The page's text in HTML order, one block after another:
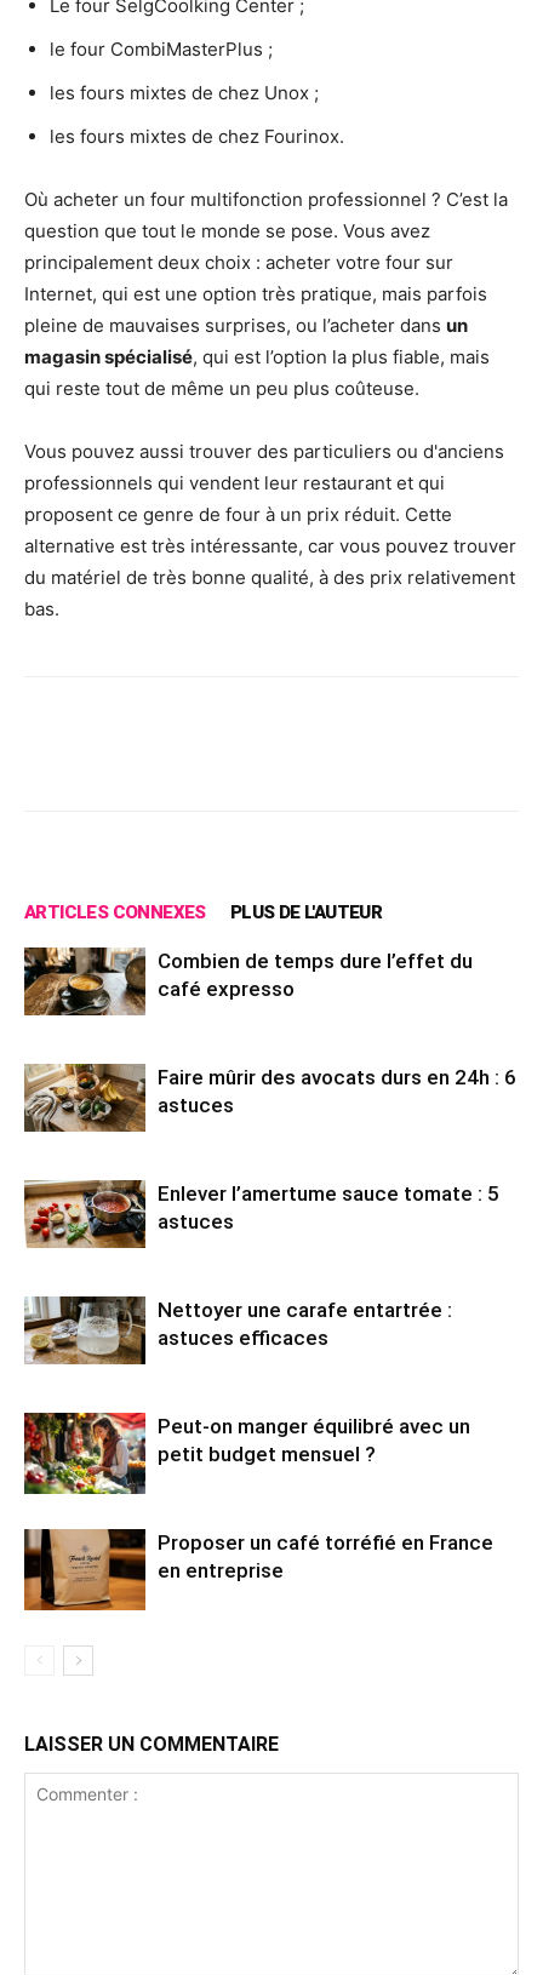
Le four SelgCoolking Center ;
le four CombiMasterPlus ;
les fours mixtes de chez Unox ;
les fours mixtes de chez Fourinox.
Où acheter un four multifonction professionnel ? C’est la
question que tout le monde se pose. Vous avez
principalement deux choix : acheter votre four sur
Internet, qui est une option très pratique, mais parfois
pleine de mauvaises surprises, ou l’acheter dans un
magasin spécialisé, qui est l’option la plus fiable, mais
qui reste tout de même un peu plus coûteuse.
Vous pouvez aussi trouver des particuliers ou d'anciens
professionnels qui vendent leur restaurant et qui
proposent ce genre de four à un prix réduit. Cette
alternative est très intéressante, car vous pouvez trouver
du matériel de très bonne qualité, à des prix relativement
bas.
ARTICLES CONNEXES PLUS DE L'AUTEUR
Combien de temps dure l’effet du
café expresso
Faire mûrir des avocats durs en 24h : 6
astuces
Enlever l’amertume sauce tomate : 5
astuces
Nettoyer une carafe entartrée :
astuces efficaces
Peut-on manger équilibré avec un
petit budget mensuel ?
Proposer un café torréfié en France
en entreprise
LAISSER UN COMMENTAIRE